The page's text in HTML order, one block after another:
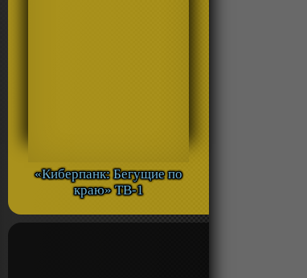
«Киберпанк: Бегущие по
краю» ТВ-1